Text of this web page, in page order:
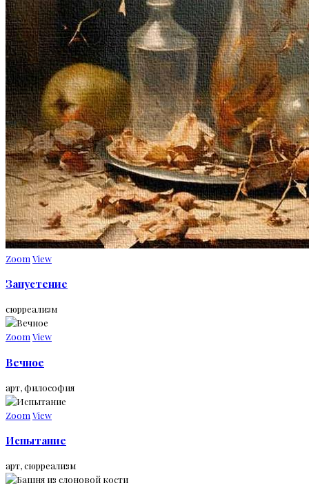
Zoom View
Запустение
сюрреализм
ZoomView
Вечное
арт, философия
Zoom View
Испытание
арт, сюрреализм